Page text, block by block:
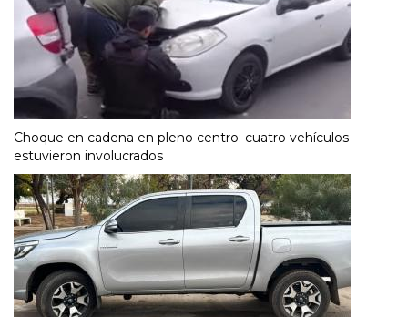
Choque en cadena en pleno centro: cuatro vehículos
estuvieron involucrados